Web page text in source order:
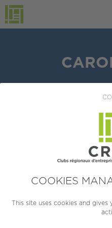
COOKIES
This site uses cookies and